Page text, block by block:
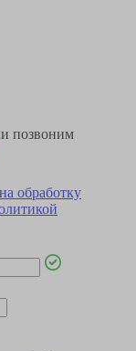
позвоним
обработку